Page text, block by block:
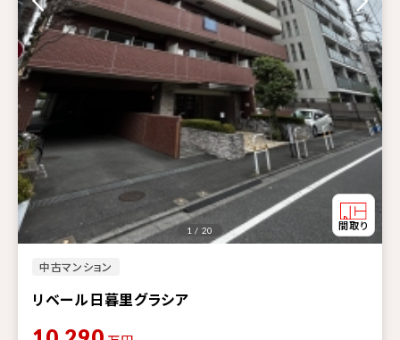
中古マンション
リベール日暮里グラシア
1 / 20